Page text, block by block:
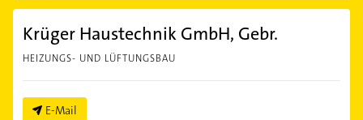
Krüger Haustechnik GmbH, Gebr.
HEIZUNGS- UND LÜFTUNGSBAU
E-Mail